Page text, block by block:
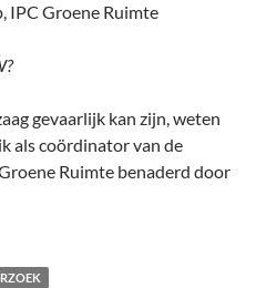
IPC Groene Ruimte
gevaarlijk kan zijn, weten
als coördinator van de
Ruimte benaderd door